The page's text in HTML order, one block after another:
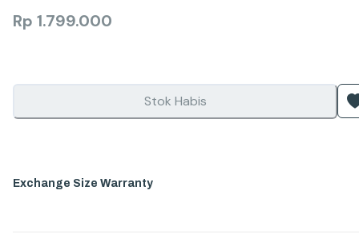
Rp 1.799.000
Stok Habis
Exchange Size Warranty